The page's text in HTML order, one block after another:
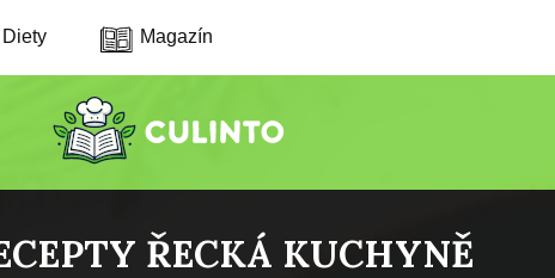
Diety Magazín
ŘECKÁ KUCHYNĚ